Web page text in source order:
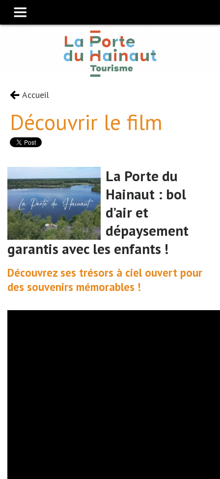
Accueil
Découvrir le film
La Porte du
Hainaut : bol
d’air et
dépaysement
garantis avec les enfants !
Découvrez ses trésors à ciel ouvert pour
des souvenirs mémorables !